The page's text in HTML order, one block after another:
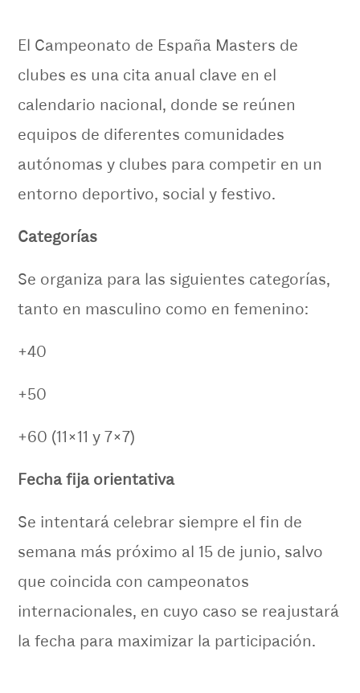
El Campeonato de España Masters de
clubes es una cita anual clave en el
calendario nacional, donde se reúnen
equipos de diferentes comunidades
autónomas y clubes para competir en un
entorno deportivo, social y festivo.
Categorías
Se organiza para las siguientes categorías,
tanto en masculino como en femenino:
+40
+50
+60 (11×11 y 7×7)
Fecha fija orientativa
Se intentará celebrar siempre el fin de
semana más próximo al 15 de junio, salvo
que coincida con campeonatos
internacionales, en cuyo caso se reajustará
la fecha para maximizar la participación.